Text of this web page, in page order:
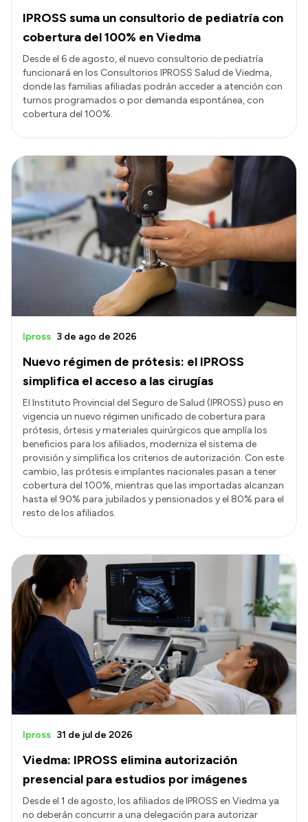
IPROSS suma un consultorio de pediatría con
cobertura del 100% en Viedma
Desde el 6 de agosto, el nuevo consultorio de pediatría
funcionará en los Consultorios IPROSS Salud de Viedma,
donde las familias afiliadas podrán acceder a atención con
turnos programados o por demanda espontánea, con
cobertura del 100%.
Nuevo régimen de prótesis: el IPROSS
simplifica el acceso a las cirugías
Ipross 3 de ago de 2026
El Instituto Provincial del Seguro de Salud (IPROSS) puso en
vigencia un nuevo régimen unificado de cobertura para
prótesis, órtesis y materiales quirúrgicos que amplía los
beneficios para los afiliados, moderniza el sistema de
provisión y simplifica los criterios de autorización. Con este
cambio, las prótesis e implantes nacionales pasan a tener
cobertura del 100%, mientras que las importadas alcanzan
hasta el 90% para jubilados y pensionados y el 80% para el
resto de los afiliados.
Viedma: IPROSS elimina autorización
presencial para estudios por imágenes
Ipross 31 de jul de 2026
Desde el 1 de agosto, los afiliados de IPROSS en Viedma ya
no deberán concurrir a una delegación para autorizar